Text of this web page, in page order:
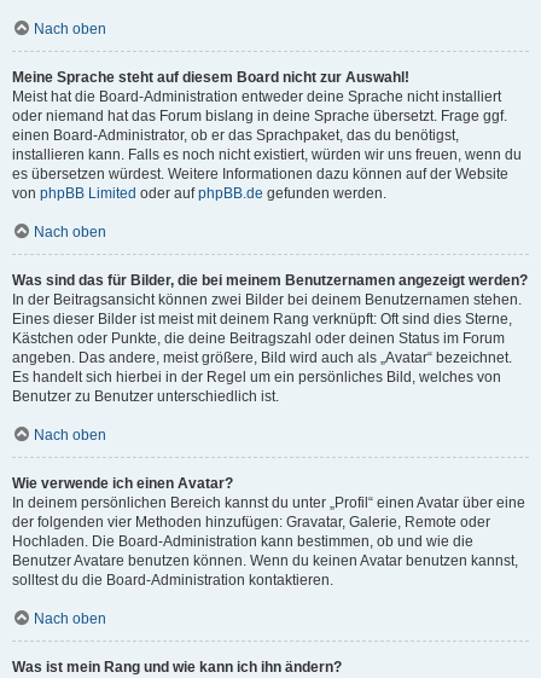
Nach oben
Meine Sprache steht auf diesem Board nicht zur Auswahl!
Meist hat die Board-Administration entweder deine Sprache nicht installiert
oder niemand hat das Forum bislang in deine Sprache übersetzt. Frage ggf.
einen Board-Administrator, ob er das Sprachpaket, das du benötigst,
installieren kann. Falls es noch nicht existiert, würden wir uns freuen, wenn du
es übersetzen würdest. Weitere Informationen dazu können auf der Website
von phpBB Limited oder aufphpBB.de gefunden werden.
Nach oben
Was sind das für Bilder, die bei meinem Benutzernamen angezeigt werden?
In der Beitragsansicht können zwei Bilder bei deinem Benutzernamen stehen.
Eines dieser Bilder ist meist mit deinem Rang verknüpft: Oft sind dies Sterne,
Kästchen oder Punkte, die deine Beitragszahl oder deinen Status im Forum
angeben. Das andere, meist größere, Bild wird auch als „Avatar“ bezeichnet.
Es handelt sich hierbei in der Regel um ein persönliches Bild, welches von
Benutzer zu Benutzer unterschiedlich ist.
Nach oben
Wie verwende ich einen Avatar?
In deinem persönlichen Bereich kannst du unter „Profil“ einen Avatar über eine
der folgenden vier Methoden hinzufügen: Gravatar, Galerie, Remote oder
Hochladen. Die Board-Administration kann bestimmen, ob und wie die
Benutzer Avatare benutzen können. Wenn du keinen Avatar benutzen kannst,
solltest du die Board-Administration kontaktieren.
Nach oben
Was ist mein Rang und wie kann ich ihn ändern?